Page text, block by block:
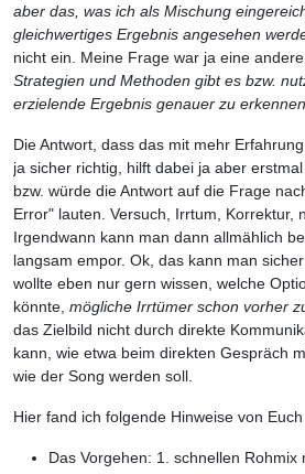
aber das, was ich als Mischung
gleichwertiges Ergebnis angesehen
nicht ein. Meine Frage war ja eine
Strategien und Methoden gibt es bzw.
erzielende Ergebnis genauer zu
Die Antwort, dass das mit mehr
ja sicher richtig, hilft dabei ja aber
bzw. würde die Antwort auf die Frage
Error" lauten. Versuch, Irrtum, Korrektur,
Irgendwann kann man dann allmählich
langsam empor. Ok, das kann man
wollte eben nur gern wissen, welche
könnte, mögliche Irrtümer schon vorher
das Zielbild nicht durch direkte
kann, wie etwa beim direkten Gespräch
wie der Song werden soll.
Hier fand ich folgende Hinweise von
Das Vorgehen: 1. schnellen Rohmix